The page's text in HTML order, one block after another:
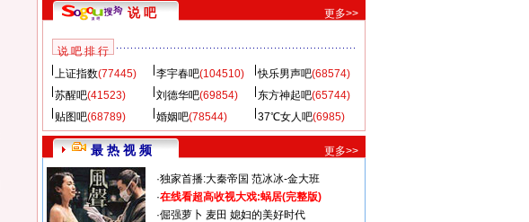
说 吧 更多>>
说 吧 排 行
上证指数(77445) 李宇春吧(104510) 快乐男声吧(68574)
苏醒吧(41523) 刘德华吧(69854) 东方神起吧(65744)
贴图吧(68789) 婚姻吧(78544) 37℃女人吧(6985)
最 热 视 频 更多>>
·独家首播:大秦帝国 范冰冰-金大班
·在线看超高收视大戏:蜗居(完整版)
·倔强萝卜 麦田 媳妇的美好时代